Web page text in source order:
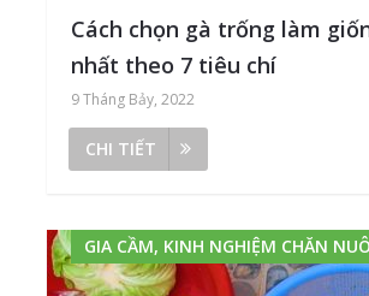
Cách chọn gà trống làm
nhất theo 7 tiêu chí
9 Tháng Bảy, 2022
CHI TIẾT
GIA CẦM, KINH NGHIỆM CHĂN